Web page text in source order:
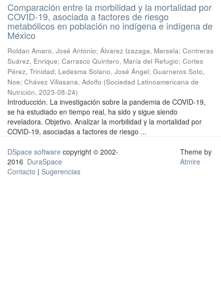
Comparación entre la morbilidad y la mortalidad por
COVID-19, asociada a factores de riesgo
metabólicos en población no indígena e indígena de
México
Roldan Amaro, José Antonio; Álvarez Izazaga, Marsela; Contreras
Suárez, Enrique; Carrasco Quintero, María del Refugio; Cortes
Pérez, Trinidad; Ledesma Solano, José Ángel; Guarneros Soto,
Noe; Chávez Villasana, Adolfo (Sociedad Latinoamericana de
Nutrición, 2023-08-24)
Introducción. La investigación sobre la pandemia de COVID-19,
se ha estudiado en tiempo real, ha sido y sigue siendo
reveladora. Objetivo. Analizar la morbilidad y la mortalidad por
COVID-19, asociadas a factores de riesgo ...
DSpace software copyright © 2002-
2016 DuraSpace
Contacto | Sugerencias
Theme by
Atmire